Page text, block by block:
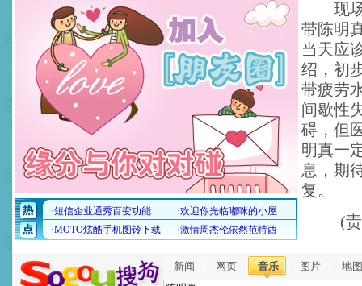
现场
带陈明
当天应
绍，初
带疲劳
间歇性
碍，但
明真一
息，期
复。
(
新闻 网页 音乐 图片 地图